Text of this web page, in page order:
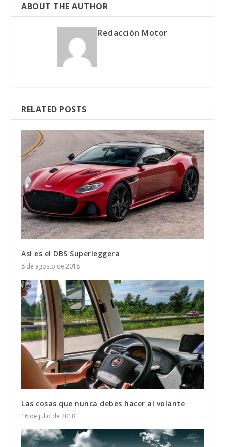
ABOUT THE AUTHOR
Redacción Motor
RELATED POSTS
Así es el DBS Superleggera
8 de agosto de 2018
Las cosas que nunca debes hacer al volante
16 de julio de 2018